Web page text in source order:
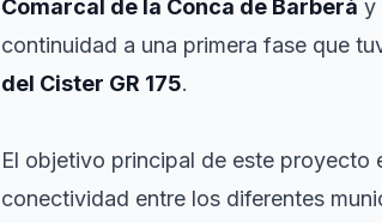
Comarcal de la Conca de Barberà y
continuidad a una primera fase que
del Cister GR 175.
El objetivo principal de este proyecto
conectividad entre los diferentes